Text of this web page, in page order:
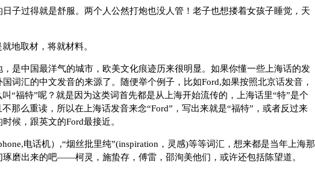
子过得就是舒服。两个人公然打炮也没人管！老子也想搂着女孩子睡觉，天
地取材，将就材料。
，是中国最洋气的城市，欧美文化痕迹历来很明显。如果你懂一些上海话的发
词汇的中文发音的来源了。随便举个例子，比如Ford,如果按照北京话发音，
“福特”呢？就是因为这类词首先都是从上海开始流传的，上海话里“特”是个
那么重读，所以在上海话发音来念“Ford”，写出来就是“福特”，或者反过来
候，跟英文的Ford最接近。
电话机）,“烟丝批里纯”(inspiration，灵感)等等词汇，想来都是当年上海那
磨出来的吧——柯灵，施蛰存，傅雷，邵洵美他们，或许还包括陈望道。